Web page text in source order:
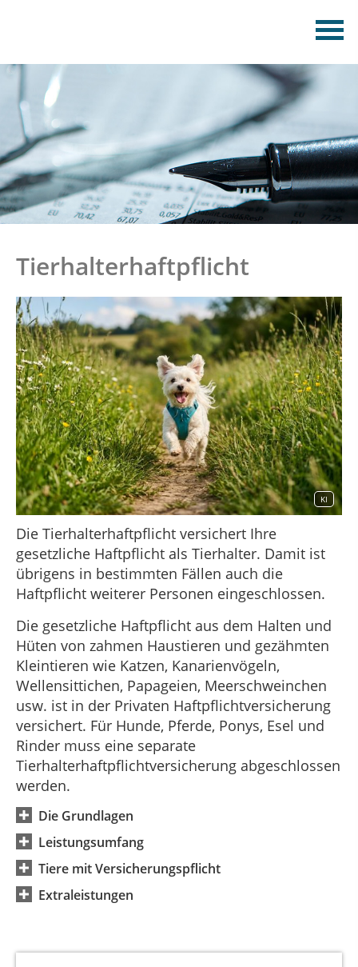
Tierhalterhaftpflicht
KI
Die Tierhalterhaftpflicht versichert Ihre
gesetzliche Haftpflicht als Tierhalter. Damit ist
übrigens in bestimmten Fällen auch die
Haftpflicht weiterer Personen eingeschlossen.
Die gesetzliche Haftpflicht aus dem Halten und
Hüten von zahmen Haustieren und gezähmten
Kleintieren wie Katzen, Kanarienvögeln,
Wellensittichen, Papageien, Meerschweinchen
usw. ist in der Privaten Haftpflichtversicherung
versichert. Für Hunde, Pferde, Ponys, Esel und
Rinder muss eine separate
Tierhalterhaftpflichtversicherung abgeschlossen
werden.
Die Grundlagen
Leistungsumfang
Tiere mit Versicherungspflicht
Extraleistungen